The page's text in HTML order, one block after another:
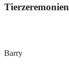
Tierzeremonien
Barry